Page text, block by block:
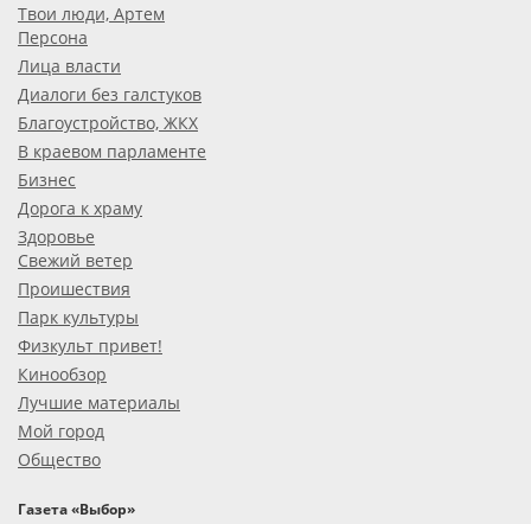
Твои люди, Артем
Персона
Лица власти
Диалоги без галстуков
Благоустройство, ЖКХ
В краевом парламенте
Бизнес
Дорога к храму
Здоровье
Свежий ветер
Проишествия
Парк культуры
Физкульт привет!
Кинообзор
Лучшие материалы
Мой город
Общество
Газета «Выбор»